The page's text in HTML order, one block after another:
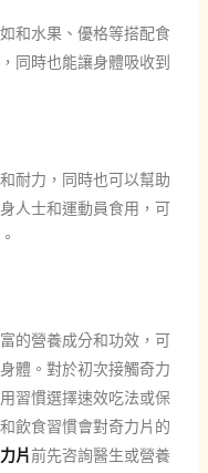
和水果、優格等搭配食
同時也能讓身體吸收到
耐力，同時也可以幫助
人士和運動員食用，可
的營養成分和功效，可
體。對於初次接觸奇力
習慣選擇速效吃法或保
飲食習慣會對奇力片的
片前先咨詢醫生或營養